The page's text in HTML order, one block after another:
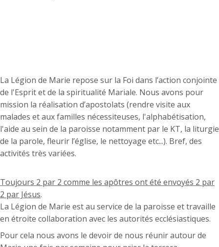
La Légion de Marie repose sur la Foi dans l’action conjointe
de l'Esprit et de la spiritualité Mariale. Nous avons pour
mission la réalisation d’apostolats (rendre visite aux
malades et aux familles nécessiteuses, l'alphabétisation,
l'aide au sein de la paroisse notamment par le KT, la liturgie
de la parole, fleurir l’église, le nettoyage etc...). Bref, des
activités très variées.
Toujours 2 par 2 comme les apôtres ont été envoyés 2 par
2 par Jésus.
La Légion de Marie est au service de la paroisse et travaille
en étroite collaboration avec les autorités ecclésiastiques.
Pour cela nous avons le devoir de nous réunir autour de